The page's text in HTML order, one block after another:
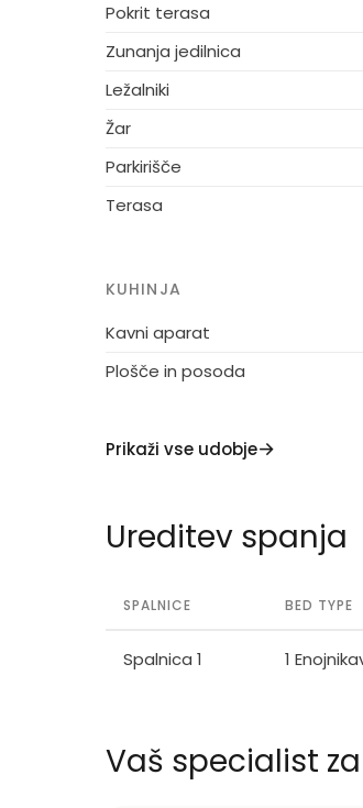
Pokrit terasa
Zunanja jedilnica
Ležalniki
Žar
Parkirišče
Terasa
KUHINJA
Kavni aparat
Plošče in posoda
Prikaži vse udobje
Ureditev spanja
SPALNICE BED TYPE
Spalnica 1 1
Vaš specialist